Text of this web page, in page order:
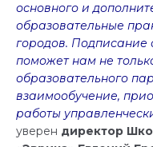
основного и
образовательные
городов. Подписание
поможет нам не
образовательного
взаимообучение,
работы
уверен директор